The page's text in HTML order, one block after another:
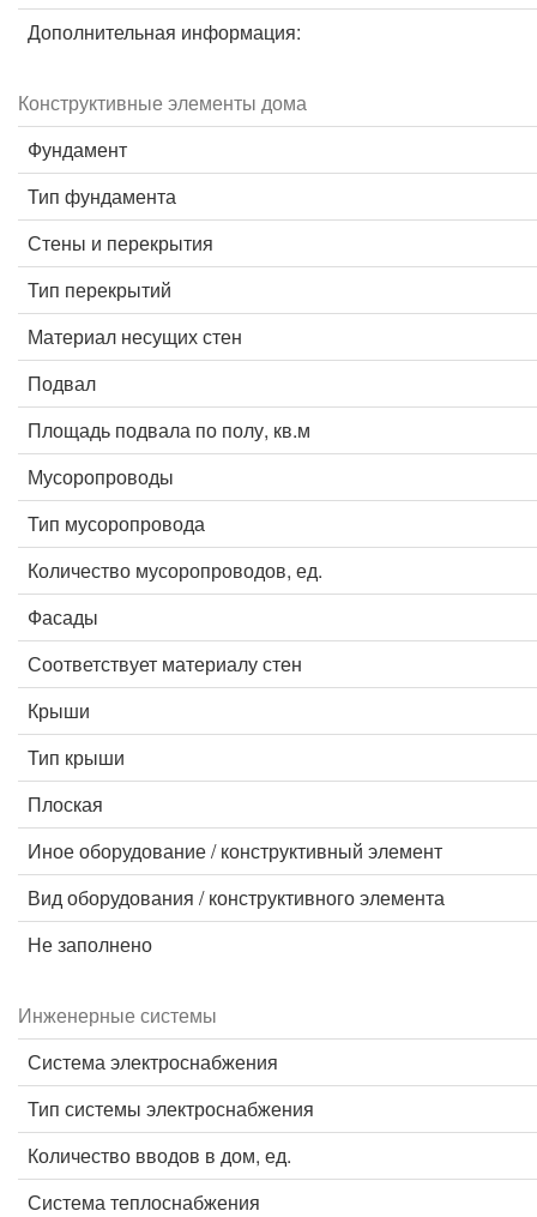
Дополнительная информация:
Конструктивные элементы дома
Фундамент
Тип фундамента
Стены и перекрытия
Тип перекрытий
Материал несущих стен
Подвал
Площадь подвала по полу, кв.м
Мусоропроводы
Тип мусоропровода
Количество мусоропроводов, ед.
Фасады
Соответствует материалу стен
Крыши
Тип крыши
Плоская
Иное оборудование / конструктивный элемент
Вид оборудования / конструктивного элемента
Не заполнено
Инженерные системы
Система электроснабжения
Тип системы электроснабжения
Количество вводов в дом, ед.
Система теплоснабжения